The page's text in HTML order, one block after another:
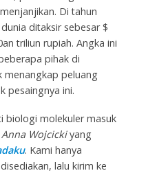
Di tahun
ditaksir sebesar $
triliun rupiah. Angka ini
pihak di
menangkap peluang
pesaingnya ini.
biologi molekuler masuk
Anna Wojcickiyang
. Kami hanya
lalu kirim ke